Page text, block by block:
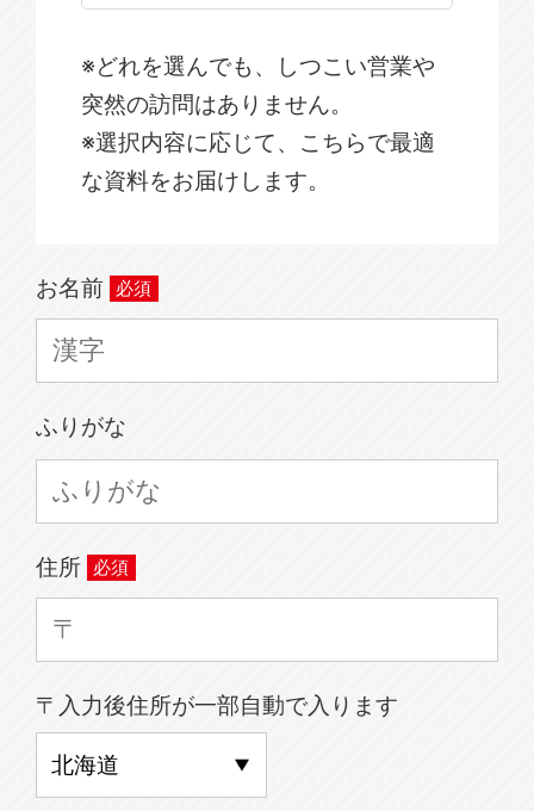
※どれを選んでも、しつこい営業や
突然の訪問はありません。
※選択内容に応じて、こちらで最適
な資料をお届けします。
お名前
ふりがな
住所
〒入力後住所が一部自動で入ります